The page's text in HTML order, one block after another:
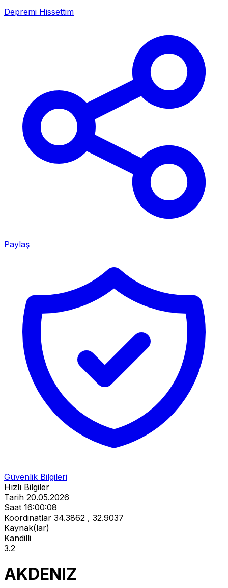
Depremi Hissettim
Paylaş
Güvenlik Bilgileri
Hızlı Bilgiler
Tarih 20.05.2026
Saat 16:00:08
Koordinatlar 34.3862 , 32.9037
Kaynak(lar)
Kandilli
3.2
AKDENIZ